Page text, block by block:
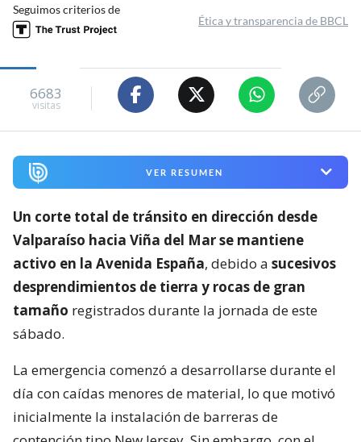
Seguimos criterios de
Ética y transparencia de BBCL
6683
visitas
VER RESUMEN
Un corte total de tránsito en dirección desde
Valparaíso hacia Viña del Mar se mantiene
activo en la Avenida España, debido a sucesivos
desprendimientos de tierra y rocas de gran
tamaño registrados durante la jornada de este
sábado.
La emergencia comenzó a desarrollarse durante el
día con caídas menores de material, lo que motivó
inicialmente la instalación de barreras de